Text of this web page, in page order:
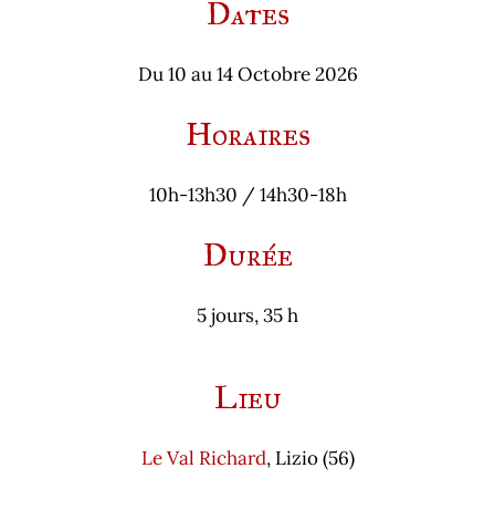
Dates
Du 10 au 14 Octobre 2026
Horaires
10h-13h30 / 14h30-18h
Durée
5 jours, 35 h
Lieu
Le Val Richard, Lizio (56)